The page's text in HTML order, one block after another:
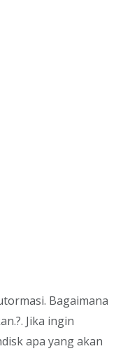
Bagaimana
Jika ingin
apa yang akan